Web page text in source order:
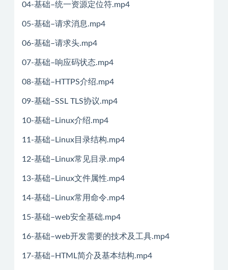
04-基础–统一资源定位符.mp4
05-基础–请求消息.mp4
06-基础–请求头.mp4
07-基础–响应码状态.mp4
08-基础–HTTPS介绍.mp4
09-基础–SSL TLS协议.mp4
10-基础–Linux介绍.mp4
11-基础–Linux目录结构.mp4
12-基础–Linux常见目录.mp4
13-基础–Linux文件属性.mp4
14-基础–Linux常用命令.mp4
15-基础–web安全基础.mp4
16-基础–web开发需要的技术及工具.mp4
17-基础–HTML简介及基本结构.mp4